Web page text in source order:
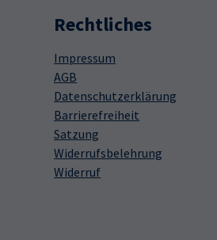
Rechtliches
Impressum
AGB
Datenschutzerklärung
Barrierefreiheit
Satzung
Widerrufsbelehrung
Widerruf